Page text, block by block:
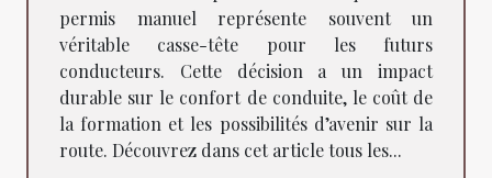
permis manuel représente souvent un
véritable casse-tête pour les futurs
conducteurs. Cette décision a un impact
durable sur le confort de conduite, le coût de
la formation et les possibilités d’avenir sur la
route. Découvrez dans cet article tous les...